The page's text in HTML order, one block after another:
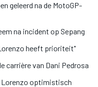
geleerd na de MotoGP-
na incident op Sepang
heeft prioriteit"
carrière van Dani Pedrosa
Lorenzo optimistisch